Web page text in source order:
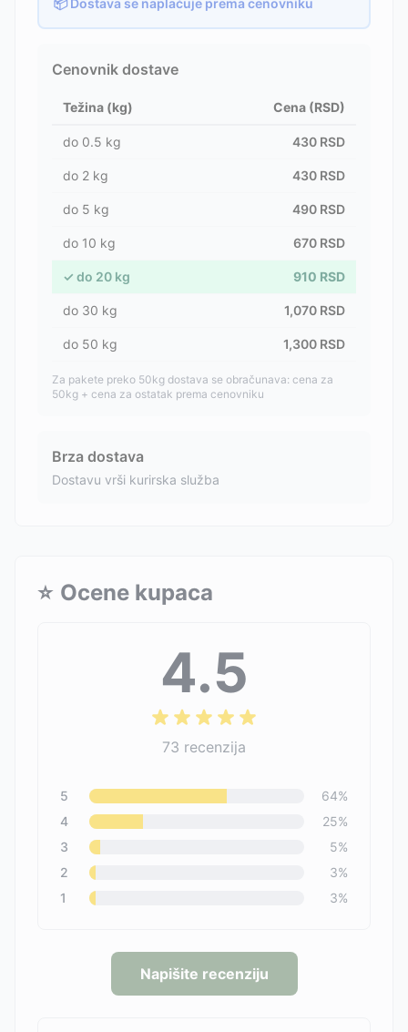
📦 Dostava se naplaćuje prema cenovniku
Cenovnik dostave
Težina (kg) Cena (RSD)
do 0.5 kg 430 RSD
do 2 kg 430 RSD
do 5 kg 490 RSD
do 10 kg 670 RSD
✓ do 20 kg 910 RSD
do 30 kg 1,070 RSD
do 50 kg 1,300 RSD
Za pakete preko 50kg dostava se obračunava: cena za
50kg + cena za ostatak prema cenovniku
Brza dostava
Dostavu vrši kurirska služba
⭐ Ocene kupaca
4.5
73 recenzija
5 64%
4
25%
3
5%
2
3%
1
3%
Napišite recenziju